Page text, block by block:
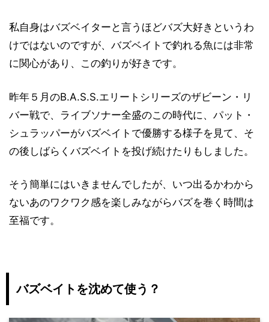
私自身はバズベイターと言うほどバズ大好きというわ
けではないのですが、バズベイトで釣れる魚には非常
に関心があり、この釣りが好きです。
昨年５月のB.A.S.S.エリートシリーズのザビーン・リ
バー戦で、ライブソナー全盛のこの時代に、パット・
シュラッパーがバズベイトで優勝する様子を見て、そ
の後しばらくバズベイトを投げ続けたりもしました。
そう簡単にはいきませんでしたが、いつ出るかわから
ないあのワクワク感を楽しみながらバズを巻く時間は
至福です。
バズベイトを沈めて使う？